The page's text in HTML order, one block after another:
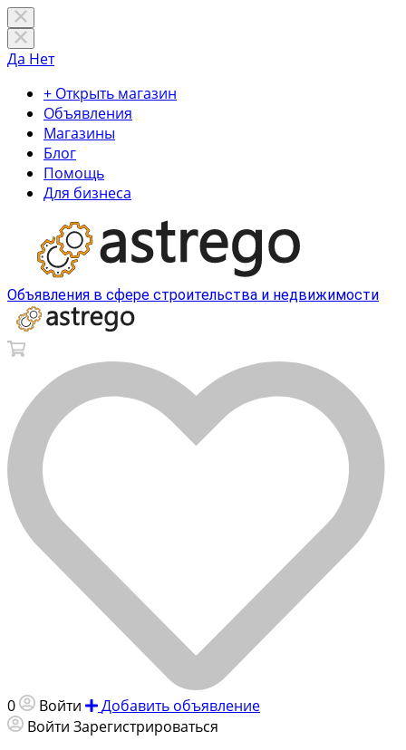
Да Нет
+ Открыть магазин
Объявления
Магазины
Блог
Помощь
Для бизнеса
Объявления в сфере строительства и недвижимости
0 Войти
Добавить объявление
Войти Зарегистрироваться